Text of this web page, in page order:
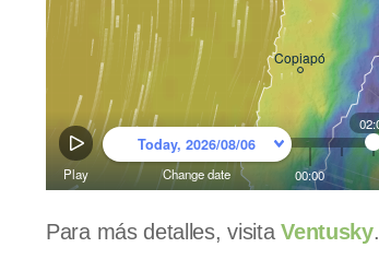
Para más detalles, visitaVentusky.